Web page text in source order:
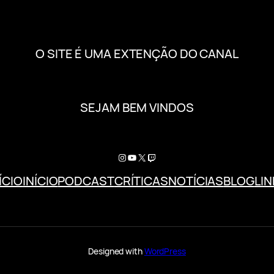
O SITE É UMA EXTENÇÃO DO CANAL
SEJAM BEM VINDOS
INÍCIOPODCASTCRÍTICASNOTÍCIASBLOG
Designed withWordPress